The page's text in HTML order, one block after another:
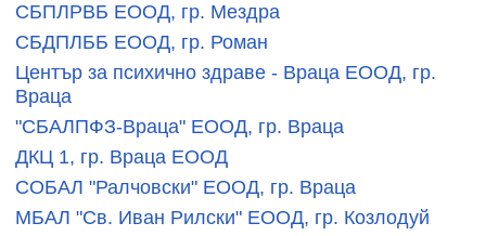
СБПЛРВБ ЕООД, гр. Мездра
СБДПЛББ ЕООД, гр. Роман
Център за психично здраве - Враца ЕООД, гр.
Враца
"СБАЛПФЗ-Враца" ЕООД, гр. Враца
ДКЦ 1, гр. Враца ЕООД
СОБАЛ "Ралчовски" ЕООД, гр. Враца
МБАЛ "Св. Иван Рилски" ЕООД, гр. Козлодуй